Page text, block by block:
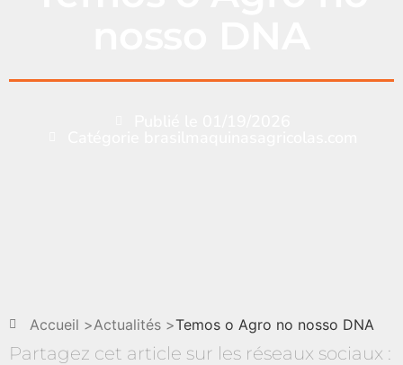
Accueil >Actualités >Temos o Agro no nosso DNA
Partagez cet article sur les réseaux sociaux :